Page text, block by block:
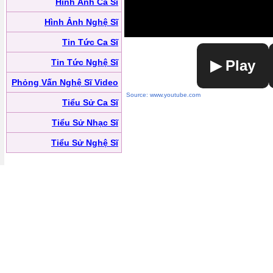
Hình Ảnh Nghệ Sĩ
Tin Tức Ca Sĩ
Tin Tức Nghệ Sĩ
Phỏng Vấn Nghệ Sĩ Video
Tiểu Sử Ca Sĩ
Tiểu Sử Nhạc Sĩ
Tiểu Sử Nghệ Sĩ
▶ Play
Source: www.youtube.com